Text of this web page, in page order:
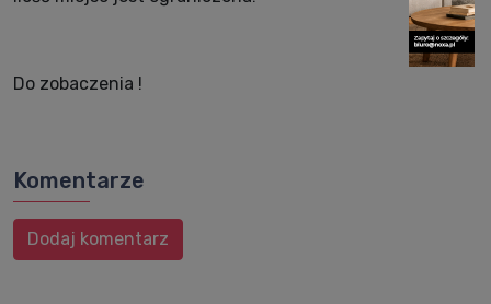
Do zobaczenia !
Komentarze
Dodaj komentarz